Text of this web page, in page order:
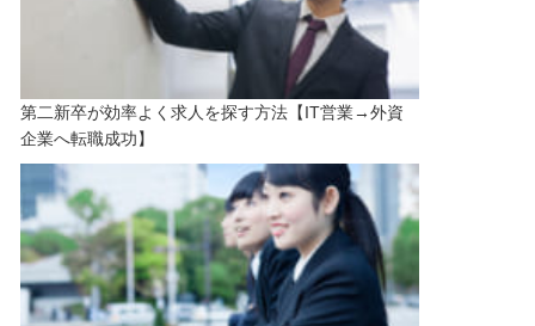
第二新卒が効率よく求人を探す方法【IT営業→外資
企業へ転職成功】